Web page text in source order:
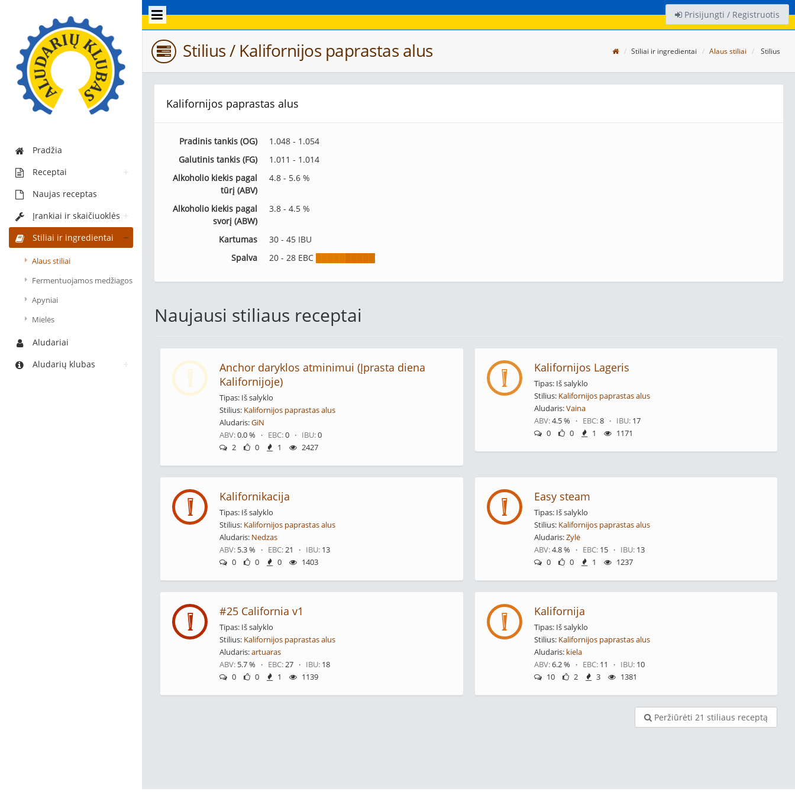
Pradžia
Receptai
Naujas receptas
Įrankiai ir skaičiuoklės
Stiliai ir ingredientai
Alaus stiliai
Fermentuojamos medžiagos
Apyniai
Mielės
Aludariai
Aludarių klubas
Prisijungti / Registruotis
Stilius / Kalifornijos paprastas alus Stiliai ir ingredientai Alaus stiliai Stilius
Kalifornijos paprastas alus
Pradinis tankis (OG)
1.048 - 1.054
Galutinis tankis (FG)
1.011 - 1.014
Alkoholio kiekis pagal
tūrį (ABV)
4.8 - 5.6 %
Alkoholio kiekis pagal
svorį (ABW)
3.8 - 4.5 %
Kartumas
30 - 45 IBU
Spalva
20 - 28 EBC
Naujausi stiliaus receptai
Anchor daryklos atminimui (Įprasta diena
Kalifornijoje)
Tipas: Iš salyklo
Stilius: Kalifornijos paprastas alus
Aludaris:GiN
ABV:0.0 % · EBC:0 · IBU:0
2
0 1 2427
Kalifornijos Lageris
Tipas: Iš salyklo
Stilius: Kalifornijos paprastas alus
Aludaris:Vaina
ABV:4.5 % · EBC:8 · IBU:17
0
0 1 1171
Kalifornikacija
Tipas: Iš salyklo
Stilius: Kalifornijos paprastas alus
Aludaris: Nedzas
ABV: 5.3 % · EBC:21 · IBU: 13
0
0 0 1403
Easy steam
Tipas: Iš salyklo
Stilius: Kalifornijos paprastas alus
Aludaris:Zylė
ABV:4.8 % · EBC:15 · IBU:13
0
0 1 1237
#25 California v1
Tipas: Iš salyklo
Stilius: Kalifornijos paprastas alus
Aludaris:artuaras
ABV: 5.7 % · EBC:27 · IBU: 18
0
0 1 1139
Kalifornija
Tipas: Iš salyklo
Stilius: Kalifornijos paprastas alus
Aludaris: kiela
ABV:6.2 % · EBC:11 · IBU:10
10
2 3 1381
Peržiūrėti 21 stiliaus receptą